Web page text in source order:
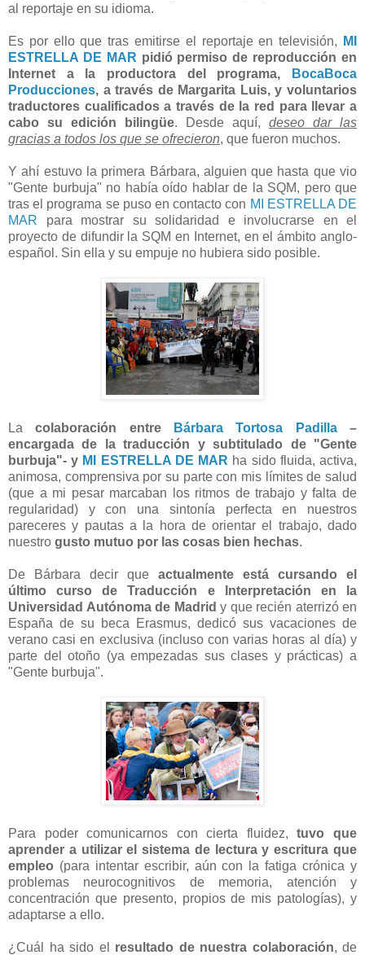
al reportaje en su idioma.
Es por ello que tras emitirse el reportaje en televisión,
MI
ESTRELLA DE MAR pidió permiso de reproducción en
Internet a la productora del programa,
BocaBoca
Producciones, a través de Margarita Luis, y voluntarios
traductores cualificados a través de la red para llevar a
cabo su edición bilingüe. Desde aquí, deseo dar las
gracias a todos los que se ofrecieron, que fueron muchos.
Y ahí estuvo la primera Bárbara, alguien que hasta que vio
"Gente burbuja" no había oído hablar de la SQM, pero que
tras el programa se puso en contacto con MI ESTRELLA DE
MAR para mostrar su solidaridad e involucrarse en el
proyecto de difundir la SQM en Internet, en el ámbito anglo-
español. Sin ella y su empuje no hubiera sido posible.
Lacolaboración entre Bárbara Tortosa Padilla–
encargada de la traducción y subtitulado de "Gente
burbuja"- y MI ESTRELLA DE MAR ha sido fluida, activa,
animosa, comprensiva por su parte con mis límites de salud
(que a mi pesar marcaban los ritmos de trabajo y falta de
regularidad) y con una sintonía perfecta en nuestros
pareceres y pautas a la hora de orientar el trabajo, dado
nuestro gusto mutuo por las cosas bien hechas.
De Bárbara decir que actualmente está cursando el
último curso de Traducción e Interpretación en la
Universidad Autónoma de Madrid y que recién aterrizó en
España de su beca Erasmus, dedicó sus vacaciones de
verano casi en exclusiva (incluso con varias horas al día) y
parte del otoño (ya empezadas sus clases y prácticas) a
"Gente burbuja".
Para poder comunicarnos con cierta fluidez,tuvo que
aprender a utilizar el sistema de lectura y escritura que
empleo (para intentar escribir, aún con la fatiga crónica y
problemas neurocognitivos de memoria, atención y
concentración que presento, propios de mis patologías), y
adaptarse a ello.
¿Cuál ha sido el resultado de nuestra colaboración, de